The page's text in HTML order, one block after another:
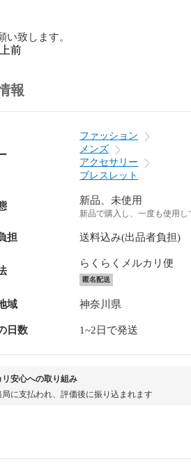
い致します。
前
報
ファッション
メンズ
アクセサリー
ブレスレット
新品、未使用
新品で購入し、一度も使用し
担 送料込み(出品者負担)
らくらくメルカリ便
匿名配送
域 神奈川県
日数 1~2日で発送
リ安心への取り組み
局に支払われ、評価後に振り込まれます